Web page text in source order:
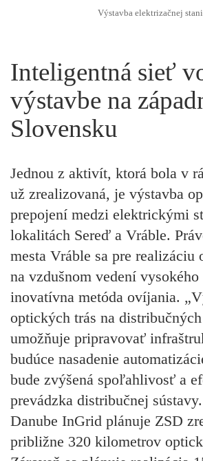
Výstavba elektrizačnej
Inteligentná sieť
výstavbe na
Slovensku
Jednou z aktivít, ktorá bola v
už zrealizovaná, je výstavba
prepojení medzi elektrickými
lokalitách Sereď a Vráble.
mesta Vráble sa pre realizáciu
na vzdušnom vedení
inovatívna metóda ovíjania.
optických trás na
umožňuje pripravovať
budúce nasadenie
bude zvýšená spoľahlivosť a
prevádzka distribučnej
Danube InGrid plánuje ZSD
približne 320 kilometrov